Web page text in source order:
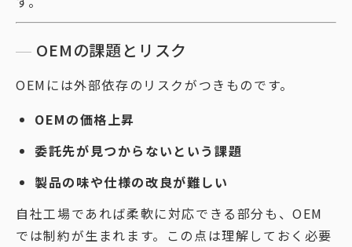
OEMの課題とリスク
OEMには外部依存のリスクがつきものです。
OEMの価格上昇
委託先が見つからないという課題
製品の味や仕様の改良が難しい
自社工場であれば柔軟に対応できる部分も、OEM
では制約が生まれます。この点は理解しておく必要